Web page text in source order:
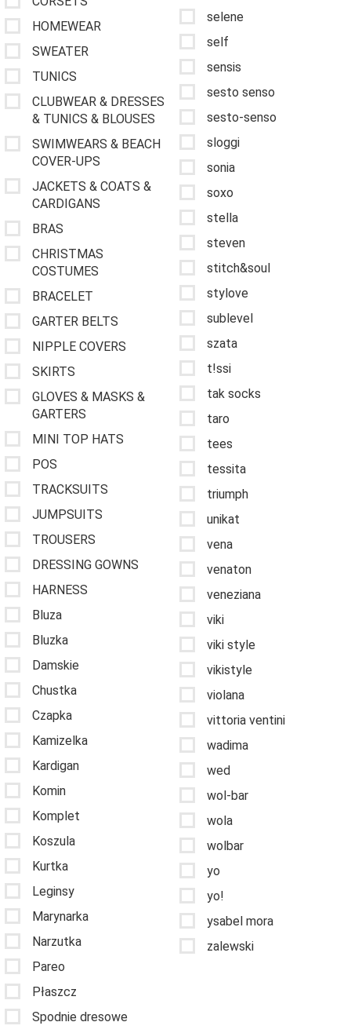
HOMEWEAR
SWEATER
TUNICS
CLUBWEAR & DRESSES
& TUNICS & BLOUSES
SWIMWEARS & BEACH
COVER-UPS
JACKETS & COATS &
CARDIGANS
BRAS
CHRISTMAS
COSTUMES
BRACELET
GARTER BELTS
NIPPLE COVERS
SKIRTS
GLOVES & MASKS &
GARTERS
MINI TOP HATS
POS
TRACKSUITS
JUMPSUITS
TROUSERS
DRESSING GOWNS
HARNESS
Bluza
Bluzka
Damskie
Chustka
Czapka
Kamizelka
Kardigan
Komin
Komplet
Koszula
Kurtka
Leginsy
Marynarka
Narzutka
Pareo
Płaszcz
Spodnie dresowe
selene
self
sensis
sesto senso
sesto-senso
sloggi
sonia
soxo
stella
steven
stitch&soul
stylove
sublevel
szata
t!ssi
tak socks
taro
tees
tessita
triumph
unikat
vena
venaton
veneziana
viki
viki style
vikistyle
violana
vittoria ventini
wadima
wed
wol-bar
wola
wolbar
yo
yo!
ysabel mora
zalewski